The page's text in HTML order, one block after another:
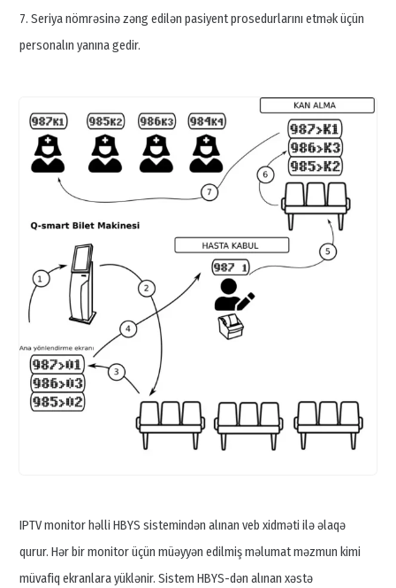
7. Seriya nömrəsinə zəng edilən pasiyent prosedurlarını etmək üçün
personalın yanına gedir.
IPTV monitor həlli HBYS sistemindən alınan veb xidməti ilə əlaqə
qurur. Hər bir monitor üçün müəyyən edilmiş məlumat məzmun kimi
müvafiq ekranlara yüklənir. Sistem HBYS-dən alınan xəstə